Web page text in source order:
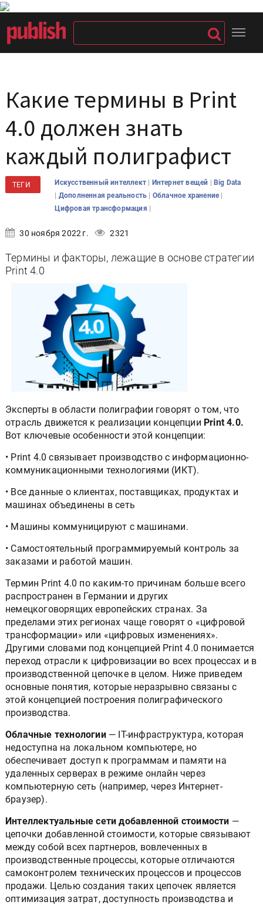
Какие термины в Print
4.0 должен знать
каждый полиграфист
ТЕГИ Искусственный интеллект | Интернет вещей |Big Data
| Дополненная реальность | Облачное хранение |
Цифровая трансформация |
30 ноября 2022 г. 2321
Термины и факторы, лежащие в основе стратегии
Print 4.0
Эксперты в области полиграфии говорят о том, что
отрасль движется к реализации концепции Print 4.0.
Вот ключевые особенности этой концепции:
• Print 4.0 связывает производство с информационно-
коммуникационными технологиями (ИКТ).
• Все данные о клиентах, поставщиках, продуктах и
машинах объединены в сеть
• Машины коммуницируют с машинами.
• Самостоятельный программируемый контроль за
заказами и работой машин.
Термин Print 4.0 по каким-то причинам больше всего
распространен в Германии и других
немецкоговорящих европейских странах. За
пределами этих регионах чаще говорят о «цифровой
трансформации» или «цифровых изменениях».
Другими словами под концепцией Print 4.0 понимается
переход отрасли к цифровизации во всех процессах и в
производственной цепочке в целом. Ниже приведем
основные понятия, которые неразрывно связаны с
этой концепцией построения полиграфического
производства.
Облачные технологии— IT-инфраструктура, которая
недоступна на локальном компьютере, но
обеспечивает доступ к программам и памяти на
удаленных серверах в режиме онлайн через
компьютерную сеть (например, через Интернет-
браузер).
Интеллектуальные сети добавленной стоимости —
цепочки добавленной стоимости, которые связывают
между собой всех партнеров, вовлеченных в
производственные процессы, которые отличаются
самоконтролем технических процессов и процессов
продажи. Целью создания таких цепочек является
оптимизация затрат, доступность производства и